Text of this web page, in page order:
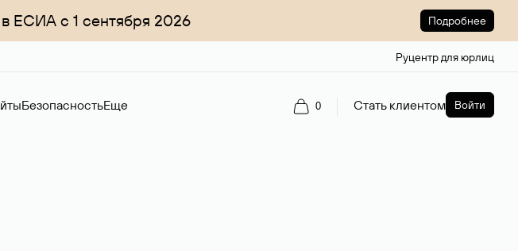
ЕСИА с 1 сентября 2026 Подробнее
Руцентр для юрлиц
БезопасностьЕще 0 Стать клиентом Войти